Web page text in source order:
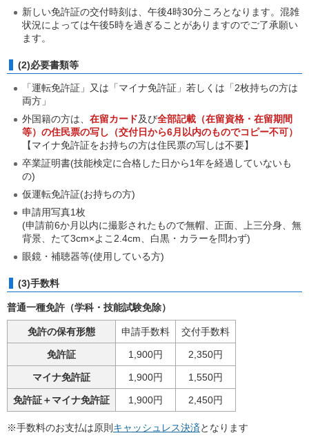
新しい免許証の交付時刻は、午後4時30分ころとなります。混雑
状況によっては午後5時を過ぎることがありますのでご了承願い
ます。
(2)必要書類等
「運転免許証」又は「マイナ免許証」若しくは「2枚持ちの方は
両方」
外国籍の方は、 在留カード及び全部記載（在留資格・在留期間
等）の住民票の写し（交付日から6月以内のものでコピー不可）
【マイナ免許証をお持ちの方は住民票の写しは不要】
卒業証明書(技能検定に合格した日から1年を経過していないも
の)
仮運転免許証(お持ちの方)
申請用写真1枚
(申請前6か月以内に撮影されたもので無帽、正面、上三分身、無
背景、たて3cm×よこ2.4cm、白黒・カラーを問わず)
眼鏡・補聴器等(使用している方)
(3)手数料
普通一種免許（学科・技能試験免除）
免許の保有形態 申請手数料 交付手数料
免許証 1,900円 2,350円
マイナ免許証 1,900円 1,550円
免許証＋マイナ免許証 1,900円 2,450円
※手数料のお支払は原則キャッシュレス決済となります